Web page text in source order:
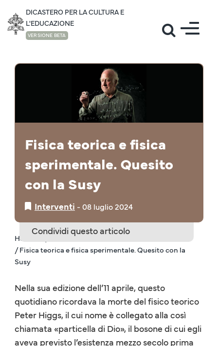
DICASTERO PER LA CULTURA E
L'EDUCAZIONE
VERSIONE BETA
Fisica teorica e fisica
sperimentale. Quesito
con la Susy
Interventi ‒ 08 luglio 2024
Condividi questo articolo
Home IT / Interventi
/ Fisica teorica e fisica sperimentale. Quesito con la
Susy
Nella sua edizione dell’11 aprile, questo
quotidiano ricordava la morte del fisico teorico
Peter Higgs, il cui nome è collegato alla così
chiamata «particella di Dio», il bosone di cui egli
aveva previsto l’esistenza mezzo secolo prima